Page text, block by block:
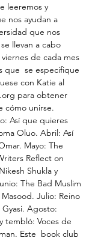
leeremos y
nos ayudan a
que nos
llevan a cabo
de cada mes
que  se especifique
con Katie al
para obtener
cómo unirse.
Así que quieres
Oluo. Abril: Así
Mayo: The
Reflect on
Shukla y
The Bad Muslim
Julio: Reino
Agosto:
tembló: Voces de
Este  book club